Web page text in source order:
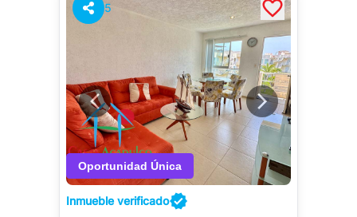
5
Inmueble verificado